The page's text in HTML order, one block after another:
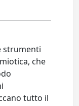
strumenti
che
tutto il